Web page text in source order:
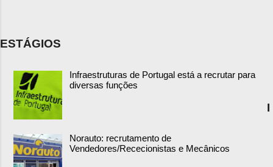
ESTÁGIOS
Infraestruturas de Portugal está a recrutar para
diversas funções
Norauto: recrutamento de
Vendedores/Rececionistas e Mecânicos
I